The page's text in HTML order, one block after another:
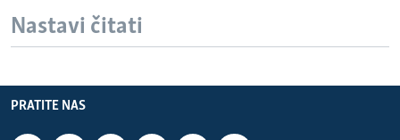
Nastavi čitati
PRATITE NAS